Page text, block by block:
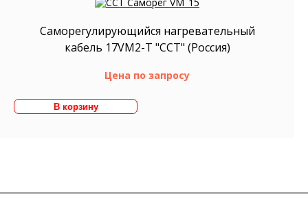
Саморегулирующийся нагревательный
кабель 17VM2-T "ССТ" (Россия)
Цена по запросу